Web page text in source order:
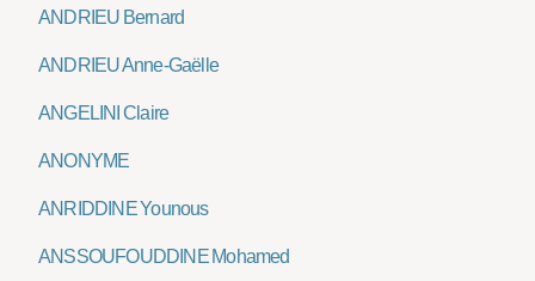
ANDRIEU Bernard
ANDRIEU Anne-Gaëlle
ANGELINI Claire
ANONYME
ANRIDDINE Younous
ANSSOUFOUDDINE Mohamed